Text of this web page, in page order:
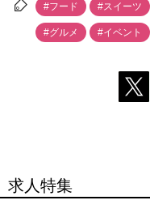
#フード #スイーツ
#グルメ #イベント
求人特集